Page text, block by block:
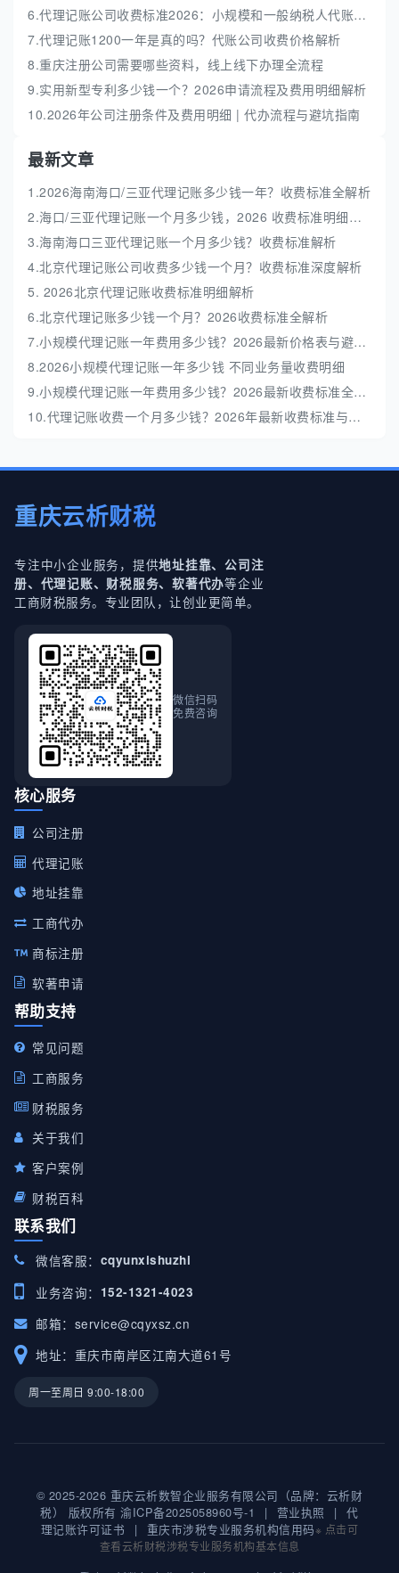
6.代理记账公司收费标准2026：小规模和一般纳税人代账费解析
7.代理记账1200一年是真的吗？代账公司收费价格解析
8.重庆注册公司需要哪些资料，线上线下办理全流程
9.实用新型专利多少钱一个？2026申请流程及费用明细解析
10.2026年公司注册条件及费用明细 | 代办流程与避坑指南
最新文章
1.2026海南海口/三亚代理记账多少钱一年？收费标准全解析
2.海口/三亚代理记账一个月多少钱，2026 收费标准明细解析
3.海南海口三亚代理记账一个月多少钱？收费标准解析
4.北京代理记账公司收费多少钱一个月？收费标准深度解析
5. 2026北京代理记账收费标准明细解析
6.北京代理记账多少钱一个月？2026收费标准全解析
7.小规模代理记账一年费用多少钱？2026最新价格表与避坑指南
8.2026小规模代理记账一年多少钱 不同业务量收费明细
9.小规模代理记账一年费用多少钱？2026最新收费标准全解析
10.代理记账收费一个月多少钱？2026年最新收费标准与避坑指南
重庆云析财税
专注中小企业服务，提供地址挂靠、公司注
册、代理记账、财税服务、软著代办等企业
工商财税服务。专业团队，让创业更简单。
微信扫码
免费咨询
核心服务
公司注册
代理记账
地址挂靠
工商代办
商标注册
软著申请
帮助支持
常见问题
工商服务
财税服务
关于我们
客户案例
财税百科
联系我们
微信客服： cqyunxishuzhi
业务咨询： 152-1321-4023
邮箱： service@cqyxsz.cn
地址：重庆市南岸区江南大道61号
周一至周日 9:00-18:00
© 2025-2026 重庆云析数智企业服务有限公司（品牌：云析财
税） 版权所有渝ICP备2025058960号-1 | 营业执照 |
代
理记账许可证书
| 重庆市涉税专业服务机构信用码※ 点击可
查看云析财税涉税专业服务机构基本信息